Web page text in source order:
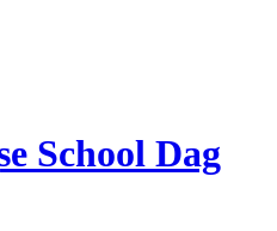
School Dag